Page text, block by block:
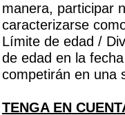
manera, participar
caracterizarse
Límite de edad /
de edad en la
competirán en una
TENGA EN